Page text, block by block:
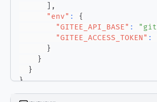
,
"env" :
{
"GITEE_API_BASE" :
"GITEE_ACCESS_TOKEN" :
}
}
}
}